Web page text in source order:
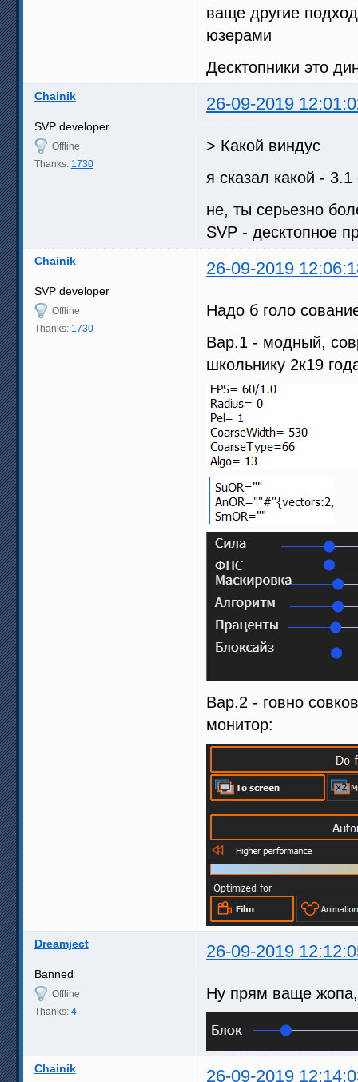
ваще другие
юзерами
Десктопники это
Chainik 26-09-2019
SVP developer
Offline
Thanks: 1730
> Какой виндус
я сказал какой - 3.1
не, ты серьезно
SVP - десктопное
Chainik 26-09-2019
SVP developer
Offline
Thanks: 1730
Надо б голо
Вар.1 - модный,
школьнику 2к19
Вар.2 - говно
монитор:
Dreamject 26-09-2019
Banned
Offline
Thanks: 4
Ну прям ваще жопа,
Chainik 26-09-2019